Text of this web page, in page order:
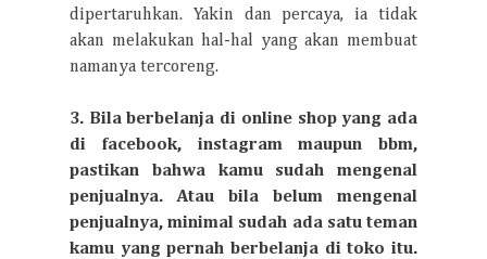
dipertaruhkan. Yakin dan percaya, ia tidak
akan melakukan hal-hal yang akan membuat
namanya tercoreng.
3. Bila berbelanja di online shop yang ada
di facebook, instagram maupun bbm,
pastikan bahwa kamu sudah mengenal
penjualnya. Atau bila belum mengenal
penjualnya, minimal sudah ada satu teman
kamu yang pernah berbelanja di toko itu.